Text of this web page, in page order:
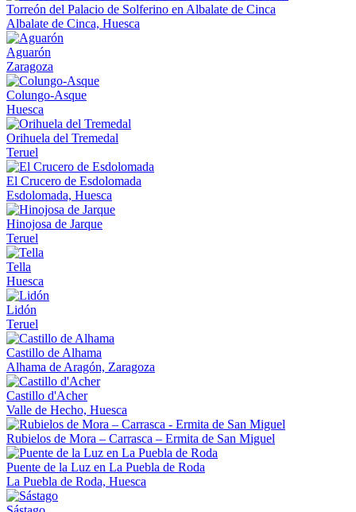
Torreón del Palacio de Solferino en Albalate de Cinca
Albalate de Cinca, Huesca
Aguarón
Zaragoza
Colungo-Asque
Huesca
Orihuela del Tremedal
Teruel
El Crucero de Esdolomada
Esdolomada, Huesca
Hinojosa de Jarque
Teruel
Tella
Huesca
Lidón
Teruel
Castillo de Alhama
Alhama de Aragón, Zaragoza
Castillo d'Acher
Valle de Hecho, Huesca
Rubielos de Mora – Carrasca – Ermita de San Miguel
Puente de la Luz en La Puebla de Roda
La Puebla de Roda, Huesca